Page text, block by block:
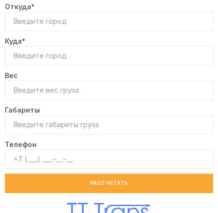
Откуда*
Куда*
Вес
Габариты
Телефон
РАССЧИТАТЬ